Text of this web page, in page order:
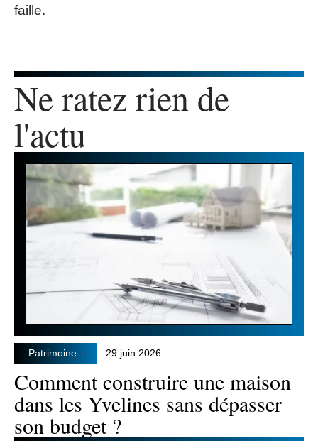
faille.
Ne ratez rien de
l'actu
Patrimoine 29 juin 2026
Comment construire une maison
dans les Yvelines sans dépasser
son budget ?